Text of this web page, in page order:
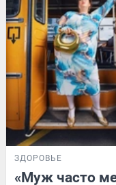
ЗДОРОВЬЕ
«Муж часто